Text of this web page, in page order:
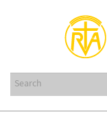
content